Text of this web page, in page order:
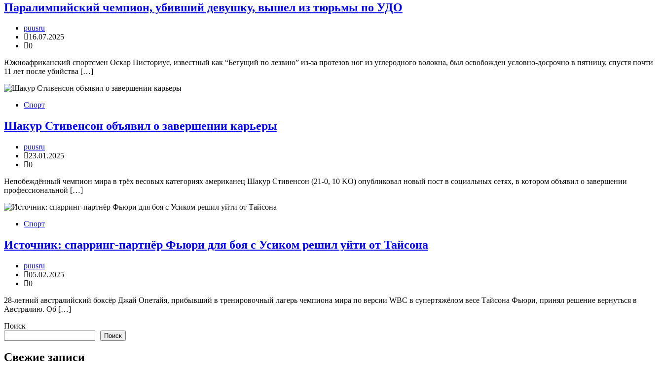
Паралимпийский чемпион, убивший девушку, вышел из тюрьмы по УДО
puusru
16.07.2025
0
Южноафриканский спортсмен Оскар Писториус, известный как “Бегущий по лезвию” из-за протезов ног из углеродного волокна, был освобожден условно-досрочно в пятницу, спустя почти
11 лет после убийства […]
Спорт
Шакур Стивенсон объявил о завершении карьеры
puusru
23.01.2025
0
Непобеждённый чемпион мира в трёх весовых категориях американец Шакур Стивенсон (21-0, 10 KO) опубликовал новый пост в социальных сетях, в котором объявил о завершении
профессиональной […]
Спорт
Источник: спарринг-партнёр Фьюри для боя с Усиком решил уйти от Тайсона
puusru
05.02.2025
0
28-летний австралийский боксёр Джай Опетайя, прибывший в тренировочный лагерь чемпиона мира по версии WBC в супертяжёлом весе Тайсона Фьюри, принял решение вернуться в
Австралию. Об […]
Поиск
Поиск
Свежие записи